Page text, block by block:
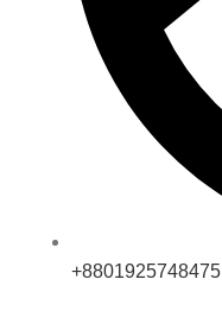
+8801925748475